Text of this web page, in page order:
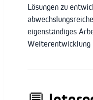
Lösungen zu
eigenständiges
Weiterentwicklung